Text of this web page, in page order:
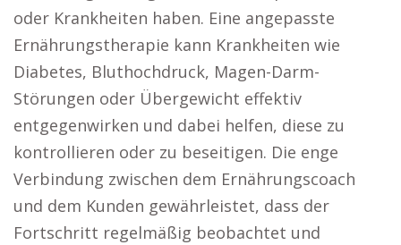
oder Krankheiten haben. Eine angepasste
Ernährungstherapie kann Krankheiten wie
Diabetes, Bluthochdruck, Magen-Darm-
Störungen oder Übergewicht effektiv
entgegenwirken und dabei helfen, diese zu
kontrollieren oder zu beseitigen. Die enge
Verbindung zwischen dem Ernährungscoach
und dem Kunden gewährleistet, dass der
Fortschritt regelmäßig beobachtet und